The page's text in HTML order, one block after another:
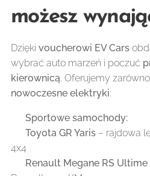
możesz
Dzięki voucherowi EV Cars
wybrać auto marzeń i poczuć
kierownicą. Oferujemy zarówno
nowoczesne elektryki:
Sportowe samochody:
Toyota GR Yaris – rajdowa
4x4
Renault Megane RS Ultime